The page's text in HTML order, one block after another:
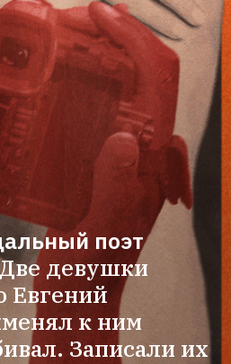
поэт
девушки
Евгений
к ним
Записали их